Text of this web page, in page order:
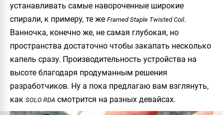
устанавливать самые навороченные широкие
спирали, к примеру, те же Framed Staple Twisted Coil.
Ванночка, конечно же, не самая глубокая, но
пространства достаточно чтобы закапать несколько
капель сразу. Производительность устройства на
высоте благодаря продуманным решения
разработчиков. Ну а пока предлагаю вам взглянуть,
как SOLO RDA смотрится на разных девайсах.